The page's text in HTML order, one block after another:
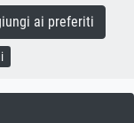
ai preferiti